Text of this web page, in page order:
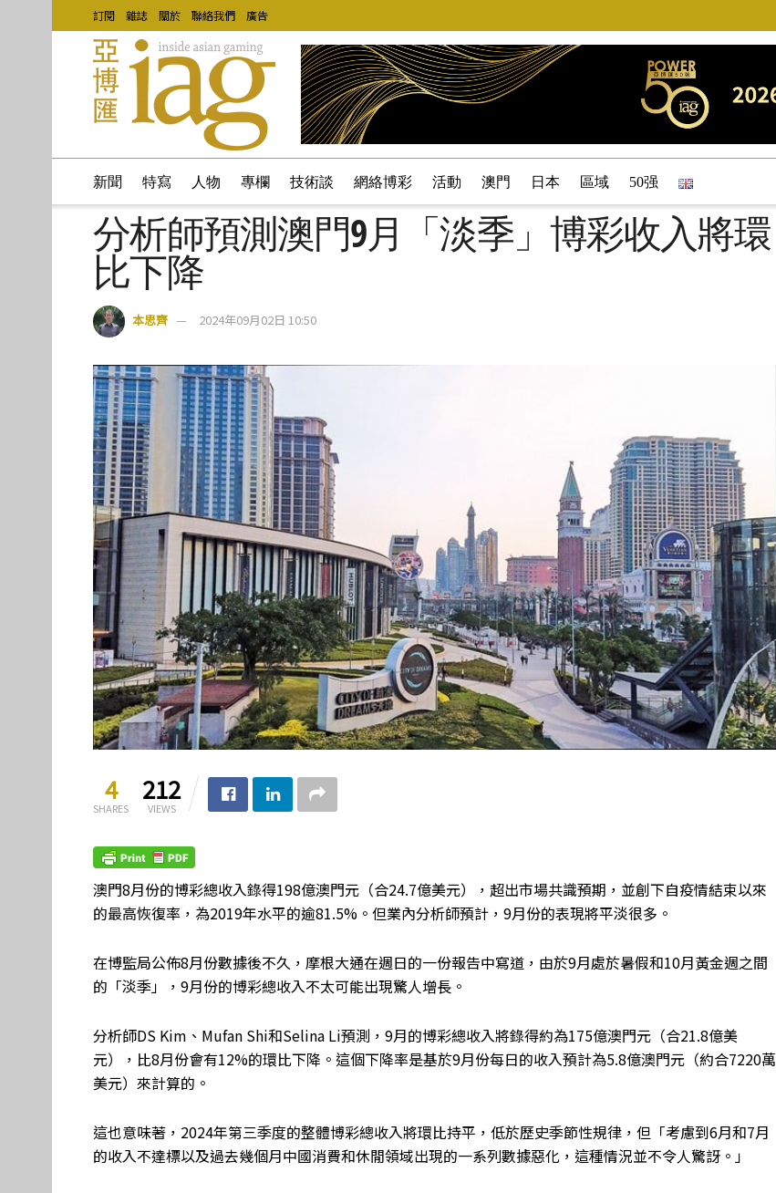
訂閱 雜誌 關於 聯絡我們 廣告
新聞 特寫 人物 專欄 技術談 網絡博彩 活動 澳門 日本 區域 50强
分析師預測澳門9月「淡季」博彩收入將環
比下降
本思齊 2024年09月02日 10:50
4
SHARES
212
VIEWS
澳門8月份的博彩總收入錄得198億澳門元（合24.7億美元），超出市場共識預期，並創下自疫情結束以來
的最高恢復率，為2019年水平的逾81.5%。但業內分析師預計，9月份的表現將平淡很多。
在博監局公佈8月份數據後不久，摩根大通在週日的一份報告中寫道，由於9月處於暑假和10月黃金週之間
的「淡季」，9月份的博彩總收入不太可能出現驚人增長。
分析師DS Kim、Mufan Shi和Selina Li預測，9月的博彩總收入將錄得約為175億澳門元（合21.8億美
元），比8月份會有12%的環比下降。這個下降率是基於9月份每日的收入預計為5.8億澳門元（約合7220萬
美元）來計算的。
這也意味著，2024年第三季度的整體博彩總收入將環比持平，低於歷史季節性規律，但「考慮到6月和7月
的收入不達標以及過去幾個月中國消費和休閒領域出現的一系列數據惡化，這種情況並不令人驚訝。」